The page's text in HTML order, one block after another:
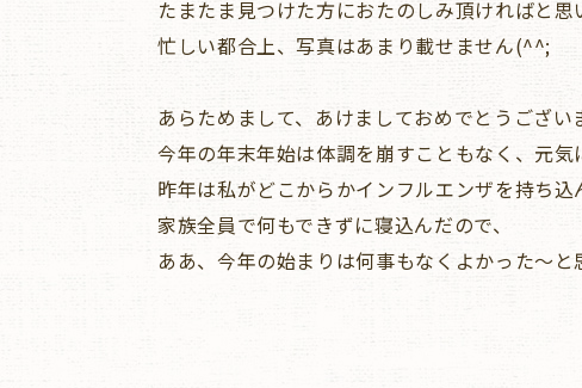
たまたま見つけた方におたのしみ頂ければと思
忙しい都合上、写真はあまり載せません(^^;
あらためまして、あけましておめでとうござい
今年の年末年始は体調を崩すこともなく、元気
昨年は私がどこからかインフルエンザを持ち込
家族全員で何もできずに寝込んだので、
ああ、今年の始まりは何事もなくよかった～と